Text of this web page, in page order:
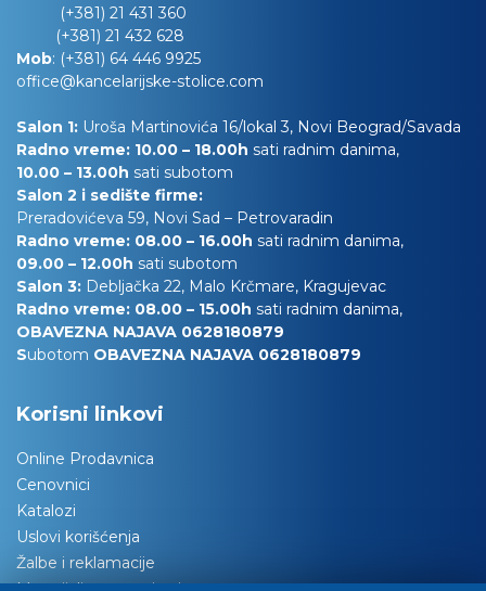
(+381) 21 431 360
(+381) 21 432 628
Mob: (+381) 64 446 9925
office@kancelarijske-stolice.com
Salon 1: Uroša Martinovića 16/lokal 3, Novi Beograd/Savada
Radno vreme: 10.00 – 18.00h sati radnim danima,
10.00 – 13.00h sati subotom
Salon 2 i sedište firme:
Preradovićeva 59, Novi Sad – Petrovaradin
Radno vreme: 08.00 – 16.00h sati radnim danima,
09.00 – 12.00h sati subotom
Salon 3: Debljačka 22, Malo Krčmare, Kragujevac
Radno vreme: 08.00 – 15.00h sati radnim danima,
OBAVEZNA NAJAVA 0628180879
Subotom OBAVEZNA NAJAVA 0628180879
Korisni linkovi
Online Prodavnica
Cenovnici
Katalozi
Uslovi korišćenja
Žalbe i reklamacije